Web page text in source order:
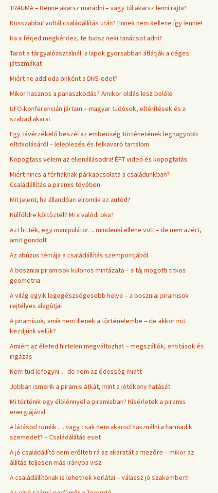
TRAUMA – Benne akarsz maradni – vagy túl akarsz lenni rajta?
Rosszabbul voltál családállítás után? Ennek nem kellene így lennie!
Ha a férjed megkérdez, te tudsz neki tanácsot adni?
Tarot a tárgyalóasztalnál: a lapok gyorsabban átlátják a céges
játszmákat
Miért ne add oda önként a DNS-edet?
Mikor hasznos a panaszkodás? Amikor oldás lesz belőle
UFO-konferencián jártam – magyar tudósok, eltérítések és a
szabad akarat
Egy távérzékelő beszél az emberiség történetének legnagyobb
eltitkolásáról – leleplezés és felkavaró tartalom
Kopogtass velem az ellenállásodra! ÉFT videó és kopogtatás
Miért nincs a férfiaknak párkapcsolata a családunkban?-
Családállítás a piramis tövében
Mit jelent, ha állandóan elromlik az autód?
Külföldre költöztél? Mi a valódi oka?
Azt hitték, egy manipulátor… mindenki ellene volt – de nem azért,
amit gondolt
Az abúzus témája a családállítás szempontjából
A boszniai piramisok különös mintázata – a táj mögötti titkos
geometria
A világ egyik legegészségesebb helye – a boszniai piramisok
rejtélyes alagútjai
A piramisok, amik nem illenek a történelembe – de akkor mit
kezdjünk velük?
Amiért az életed hirtelen megváltozhat – megszállók, entitások és
ingázás
Nem tud lefogyni… de nem az édesség miatt
Jobban ismerik a piramis átkát, mint a jótékony hatását
Mi történik egy élőlénnyel a piramisban? Kísérletek a piramis
energiájával
A látásod romlik … vagy csak nem akarod használni a harmadik
szemedet? – Családállítás eset
A jó családállító nem erőlteti rá az akaratát a mezőre – mikor az
állítás teljesen más irányba visz
A családállítónak is lehetnek korlátai – válassz jó szakembert!